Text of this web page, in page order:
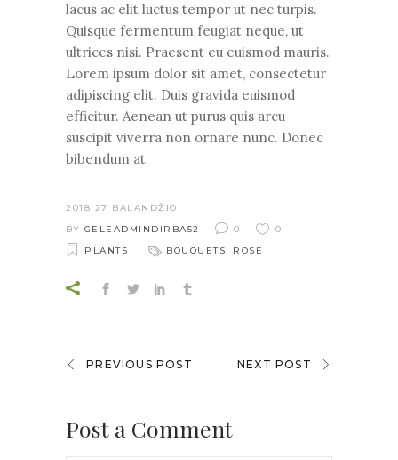
lacus ac elit luctus tempor ut nec turpis.
Quisque fermentum feugiat neque, ut
ultrices nisi. Praesent eu euismod mauris.
Lorem ipsum dolor sit amet, consectetur
adipiscing elit. Duis gravida euismod
efficitur. Aenean ut purus quis arcu
suscipit viverra non ornare nunc. Donec
bibendum at
2018 27 BALANDŽIO
BY GELEADMINDIRBA52 0
0
PLANTS
BOUQUETS, ROSE
PREVIOUS POST NEXT POST
Post a Comment